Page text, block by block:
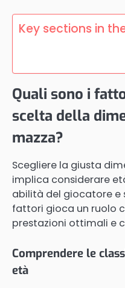
Key sections in
Quali sono i
scelta della
mazza?
Scegliere la giusta
implica considerare
abilità del giocatore e
fattori gioca un ruolo
prestazioni ottimali e
Comprendere le
età